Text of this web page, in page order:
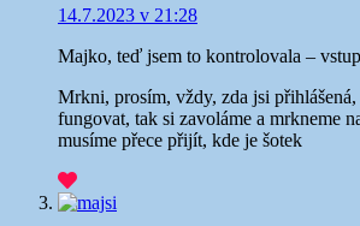
14.7.2023 v 21:28
Majko, teď jsem to kontrolovala –
Mrkni, prosím, vždy, zda jsi
fungovat, tak si zavoláme a mrkneme
musíme přece přijít, kde je šotek